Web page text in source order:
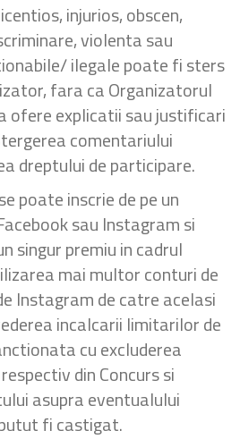
injurios, obscen,
violenta sau
ilegale poate fi sters
fara ca Organizatorul
ofere explicatii sau justificari
comentariului
dreptului de participare.
poate inscrie de pe un
sau Instagram si
singur premiu in cadrul
mai multor conturi de
Instagram de catre acelasi
incalcarii limitarilor de
cu excluderea
din Concurs si
asupra eventualului
fi castigat.